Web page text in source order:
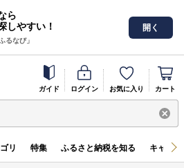
ら
しやすい！
るなび」
開く
ガイド ログイン お気に入り カート
リ 特集 ふるさと納税を知る キャン